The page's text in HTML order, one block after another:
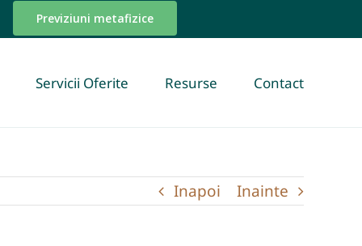
Previziuni metafizice
Servicii Oferite Resurse Contact
Inapoi Inainte